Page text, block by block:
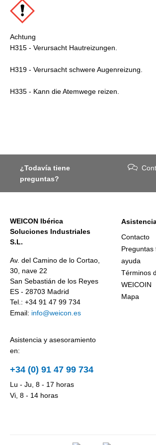
Achtung
H315 - Verursacht Hautreizungen.
H319 - Verursacht schwere Augenreizung.
H335 - Kann die Atemwege reizen.
¿Todavía tiene
preguntas?
WEICON Ibérica
Soluciones Industriales
S.L.
Av. del Camino de lo Cortao,
30, nave 22
San Sebastián de los Reyes
ES - 28703 Madrid
Tel.: +34 91 47 99 734
Email: info@weicon.es
Asistencia y asesoramiento
en:
+34 (0) 91 47 99 734
Lu - Ju, 8 - 17 horas
Vi, 8 - 14 horas
Contacto
Preguntas
ayuda
Términos
WEICOIN
Mapa